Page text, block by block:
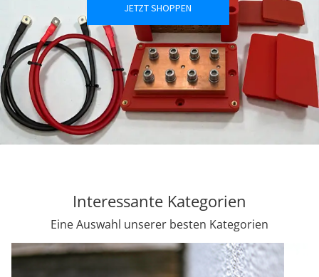
JETZT SHOPPEN
Interessante Kategorien
Eine Auswahl unserer besten Kategorien